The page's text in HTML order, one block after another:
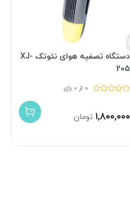
دستگاه تصفیه هوای نئوتک XJ-
205
0 از 0 رای
۱,۸۰۰,۰۰۰ تومان